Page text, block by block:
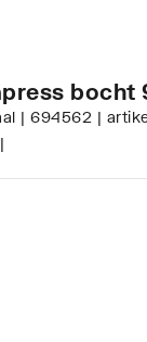
bocht
| 694562 |